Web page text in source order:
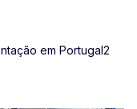
em Portugal2